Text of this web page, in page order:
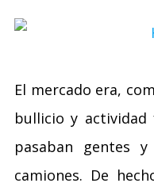
El mercado era,
bullicio y
pasaban gentes
camiones. De